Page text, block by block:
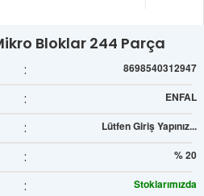
Bloklar 244 Parça
: 8698540312947
: ENFAL
: Lütfen Giriş Yapınız...
: % 20
: Stoklarımızda